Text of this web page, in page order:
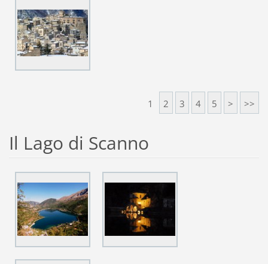
1 2 3 4 5 > >>
Il Lago di Scanno